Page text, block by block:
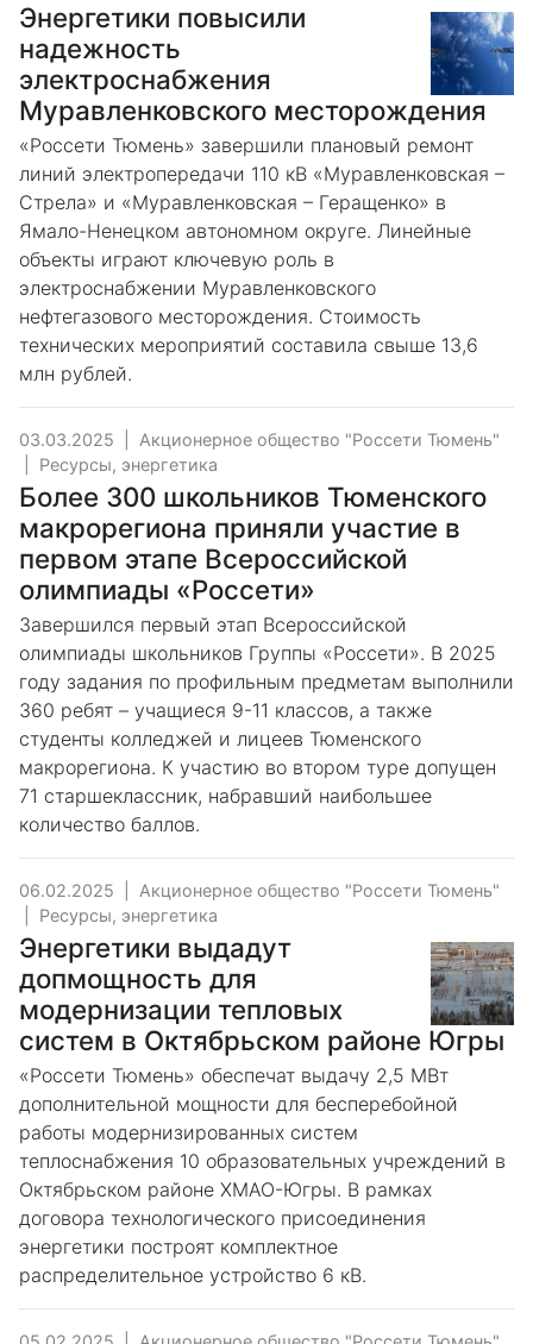
Энергетики повысили
надежность
электроснабжения
Муравленковского месторождения
«Россети Тюмень» завершили плановый ремонт
линий электропередачи 110 кВ «Муравленковская –
Стрела» и «Муравленковская – Геращенко» в
Ямало-Ненецком автономном округе. Линейные
объекты играют ключевую роль в
электроснабжении Муравленковского
нефтегазового месторождения. Стоимость
технических мероприятий составила свыше 13,6
млн рублей.
03.03.2025
Акционерное общество "Россети Тюмень"
Ресурсы, энергетика
Более 300 школьников Тюменского
макрорегиона приняли участие в
первом этапе Всероссийской
олимпиады «Россети»
Завершился первый этап Всероссийской
олимпиады школьников Группы «Россети». В 2025
году задания по профильным предметам выполнили
360 ребят – учащиеся 9-11 классов, а также
студенты колледжей и лицеев Тюменского
макрорегиона. К участию во втором туре допущен
71 старшеклассник, набравший наибольшее
количество баллов.
06.02.2025
Акционерное общество "Россети Тюмень"
Ресурсы, энергетика
Энергетики выдадут
допмощность для
модернизации тепловых
систем в Октябрьском районе Югры
«Россети Тюмень» обеспечат выдачу 2,5 МВт
дополнительной мощности для бесперебойной
работы модернизированных систем
теплоснабжения 10 образовательных учреждений в
Октябрьском районе ХМАО-Югры. В рамках
договора технологического присоединения
энергетики построят комплектное
распределительное устройство 6 кВ.